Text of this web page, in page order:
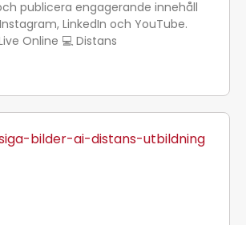
publicera engagerande innehåll
LinkedIn och YouTube.
Online 💻 Distans